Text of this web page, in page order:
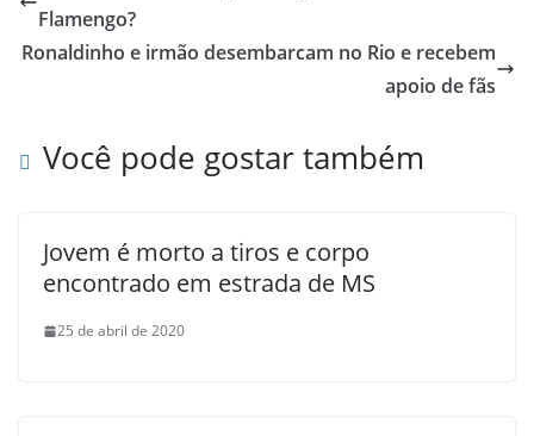
Flamengo?
Ronaldinho e irmão desembarcam no Rio e recebem
apoio de fãs
Você pode gostar também
Jovem é morto a tiros e corpo
encontrado em estrada de MS
25 de abril de 2020